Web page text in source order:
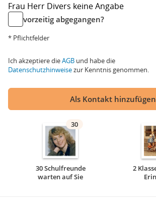
Frau Herr Divers keine Angabe
vorzeitig abgegangen?
* Pflichtfelder
Ich akzeptiere dieAGB und habe die
Datenschutzhinweisezur Kenntnis genommen.
Als Kontakt hinzufügen
30
30 Schulfreunde
warten auf Sie
2